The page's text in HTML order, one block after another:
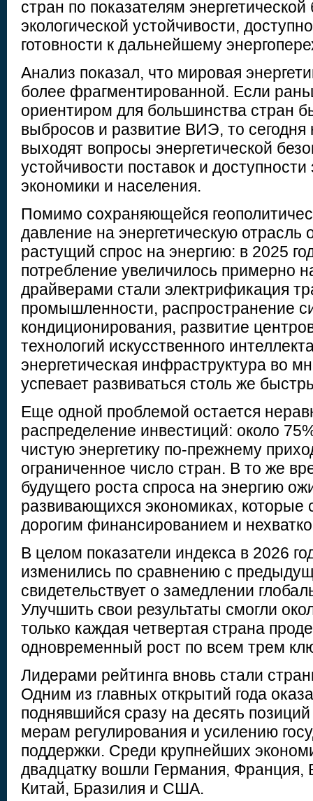
стран по показателям энергетической
экологической устойчивости,
готовности к дальнейшему
Анализ показал, что мировая
более фрагментированной. Если
ориентиром для большинства стран
выбросов и развитие ВИЭ, то
выходят вопросы энергетической
устойчивости поставок и доступности
экономики и населения.
Помимо сохраняющейся
давление на энергетическую отрасль
растущий спрос на энергию: в 2025
потребление увеличилось примерно
драйверами стали электрификация
промышленности, распространение
кондиционирования, развитие
технологий искусственного
энергетическая инфраструктура во
успевает развиваться столь же
Еще одной проблемой остается
распределение инвестиций: около
чистую энергетику по-прежнему
ограниченное число стран. В то же
будущего роста спроса на энергию
развивающихся экономиках, которые
дорогим финансированием и
В целом показатели индекса в 2026
изменились по сравнению с
свидетельствует о замедлении
Улучшить свои результаты смогли
только каждая четвертая страна
одновременный рост по всем трем
Лидерами рейтинга вновь стали
Одним из главных открытий года
поднявшийся сразу на десять
мерам регулирования и усилению
поддержки. Среди крупнейших
двадцатку вошли Германия, Франция,
Китай, Бразилия и США.